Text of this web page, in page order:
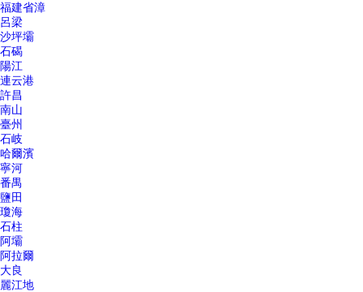
福建省漳
呂梁
沙坪壩
石碣
陽江
連云港
許昌
南山
臺州
石岐
哈爾濱
寧河
番禺
鹽田
瓊海
石柱
阿壩
阿拉爾
大良
麗江地